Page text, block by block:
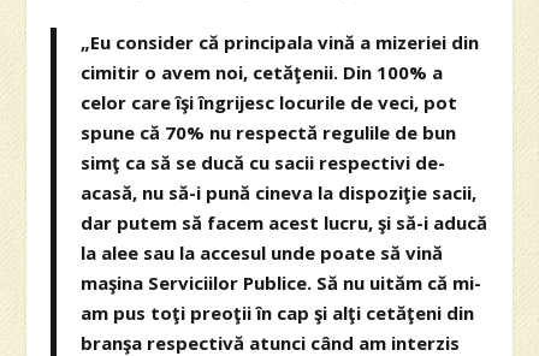
„Eu consider că principala vină a mizeriei din
cimitir o avem noi, cetăţenii. Din 100% a
celor care îşi îngrijesc locurile de veci, pot
spune că 70% nu respectă regulile de bun
simţ ca să se ducă cu sacii respectivi de-
acasă, nu să-i pună cineva la dispoziţie sacii,
dar putem să facem acest lucru, şi să-i aducă
la alee sau la accesul unde poate să vină
maşina Serviciilor Publice. Să nu uităm că mi-
am pus toţi preoţii în cap şi alţi cetăţeni din
branşa respectivă atunci când am interzis